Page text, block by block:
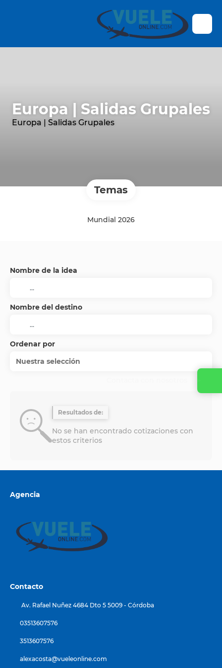
Europa | Salidas Grupales
Europa | Salidas Grupales
Temas
Mundial 2026
Nombre de la idea
Nombre del destino
Ordenar por
Nuestra selección
Resultados de:
No se han encontrado cotizaciones con
estos criterios
Agencia
Contacto
Av. Rafael Nuñez 4684 Dto 5 5009 - Córdoba
03513607576
3513607576
alexacosta@vueleonline.com